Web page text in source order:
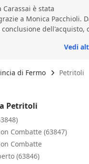
Carassai è stata
a Monica Pacchioli.
dell'acquisto,
Soprattutto
sensazione che la
in ogni momento. È
ci
documenti importanti,
e ci ha messo
e referenti locali. Anche
alla vita sul posto, ci
e disponibilità.
Vedi
di Fermo Petritoli
Petritoli
Combatte (63847)
Combatte
(63846)